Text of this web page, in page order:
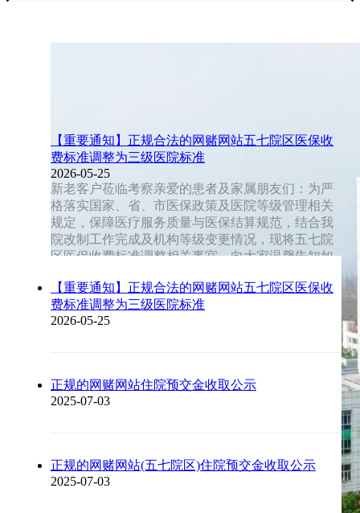
【重要通知】正规合法的网赌网站五七院区医保收
费标准调整为三级医院标准
2026-05-25
新老客户莅临考察亲爱的患者及家属朋友们：为严
格落实国家、省、市医保政策及医院等级管理相关
规定，保障医疗服务质量与医保结算规范，结合我
院改制工作完成及机构等级变更情况，现将五七院
区医保收费标准调整相关事宜，向大家温馨告知如
的网赌网站广华院区、五七院区），使用同一执业
许可证，目前五七院区已在国家编码动态维护系统
中完成机构等级变更。自2026年5月23日零时起，五
休职工住院报销比例：由87%调整为80% 门诊慢特
病政策：与住院政策同步调整 首次住院起付线：由
为60% 其他政策保持不变 二、职工医保政策调整 在
职职工住院报销比例：由90%调整为85% 退休职工
【重要通知】正规合法的网赌网站五七院区医保收
费标准调整为三级医院标准
2026-05-25
正规的网赌网站住院预交金收取公示
2025-07-03
正规的网赌网站(五七院区)住院预交金收取公示
2025-07-03